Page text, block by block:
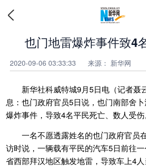
也门地雷爆炸事件致4
2020-09-06 03:33:33 来源： 新华网
新华社科威特城9月5日电（记者聂
息：也门政府官员5日说，也门南部舍
爆炸事件，导致4名平民死亡、数人受伤
一名不愿透露姓名的也门政府官员
访时说，一辆载有平民的汽车5日前往
省西部拜汉地区触发地雷，导致车上4